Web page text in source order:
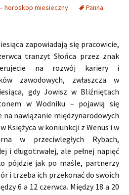
horoskop miesieczny
Panna
zapowiadają się pracowicie,
tranzyt Słońca przez znak
na rozwój kariery i
zawodowych, zwłaszcza w
gdy Jowisz w Bliźniętach
w Wodniku – pojawią się
na nawiązanie międzynarodowych
Księżyca w koniunkcji z Wenus i w
w przeciwległych Rybach,
i długotrwałej, ale pełnej napięć
pójdzie jak po maśle, partnerzy
i trzeba ich przekonać do swoich
6 a 12 czerwca. Między 18 a 20